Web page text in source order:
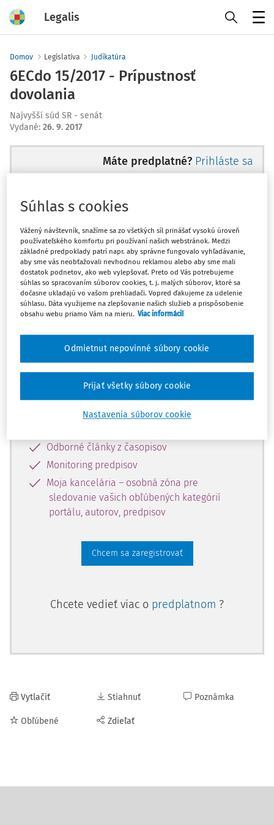
Legalis
Domov Legislatíva Judikatúra
6ECdo 15/2017 - Prípustnosť
dovolania
Najvyšší súd SR - senát
Vydané: 26. 9. 2017
Máte predplatné? Prihláste sa
Ups, zatiaľ ste si prečítali len
začiatok...
Celý odborný obsah z tejto oblasti je
dostupný predplatiteľom portálu.
Odomknite si prístup k odbornému
obsahu a získajte prístup na 10 dní
zdarma, stačí sa len zaregistrovať.
Vďaka registrácii získate prístup aj k
vybranému obsahu:
Odborné články z časopisov
Monitoring predpisov
Moja kancelária – osobná zóna pre
sledovanie vašich obľúbených kategórií
portálu, autorov, predpisov
Chcem sa zaregistrovať
Chcete vedieť viac o predplatnom ?
Vytlačiť
Obľúbené
Stiahnuť
Zdieľať
Poznámka
Súhlas s cookies
Vážený návštevník, snažíme sa zo všetkých síl prinášať vysokú úroveň
používateľského komfortu pri používaní našich webstránok. Medzi
základné predpoklady patrí napr. aby správne fungovalo vyhľadávanie,
aby sme vás neobťažovali nevhodnou reklamou alebo aby sme mali
dostatok podnetov, ako web vylepšovať. Preto od Vás potrebujeme
súhlas so spracovaním súborov cookies, t. j. malých súborov, ktoré sa
dočasne ukladajú vo vašom prehliadači. Vopred ďakujeme za udelenie
súhlasu. Dáta využijeme na zlepšovanie našich služieb a prispôsobenie
obsahu webu priamo Vám na mieru. Viac informácií
Nastavenia súborov cookie
Odmietnut nepovinné súbory cookie
Prijať všetky súbory cookie